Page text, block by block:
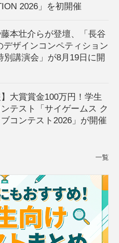
2026」を初開催
本壮介らが登壇、「長谷
デザインコンペティション
別講演会」が8月19日に開
】大賞賞金100万円！学生
テスト「サイゲームス ク
コンテスト2026」が開催
一覧